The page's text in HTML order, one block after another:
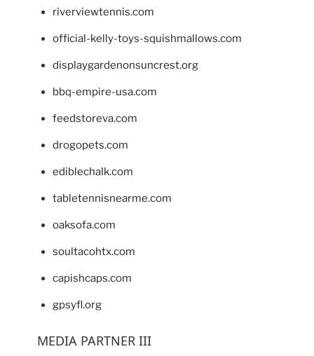
riverviewtennis.com
official-kelly-toys-squishmallows.com
displaygardenonsuncrest.org
bbq-empire-usa.com
feedstoreva.com
drogopets.com
ediblechalk.com
tabletennisnearme.com
oaksofa.com
soultacohtx.com
capishcaps.com
gpsyfl.org
MEDIA PARTNER III